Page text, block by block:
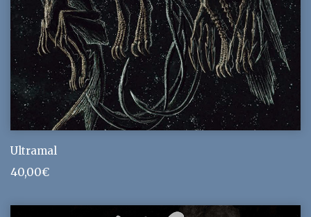
Ultramal
40,00€